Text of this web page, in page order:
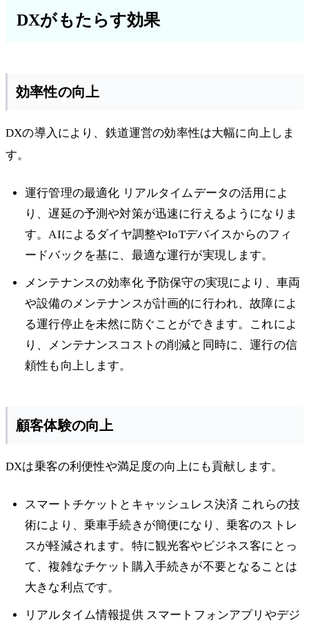
DXがもたらす効果
効率性の向上
DXの導入により、鉄道運営の効率性は大幅に向上しま
す。
運行管理の最適化 リアルタイムデータの活用によ
り、遅延の予測や対策が迅速に行えるようになりま
す。AIによるダイヤ調整やIoTデバイスからのフィ
ードバックを基に、最適な運行が実現します。
メンテナンスの効率化 予防保守の実現により、車両
や設備のメンテナンスが計画的に行われ、故障によ
る運行停止を未然に防ぐことができます。これによ
り、メンテナンスコストの削減と同時に、運行の信
頼性も向上します。
顧客体験の向上
DXは乗客の利便性や満足度の向上にも貢献します。
スマートチケットとキャッシュレス決済 これらの技
術により、乗車手続きが簡便になり、乗客のストレ
スが軽減されます。特に観光客やビジネス客にとっ
て、複雑なチケット購入手続きが不要となることは
大きな利点です。
リアルタイム情報提供 スマートフォンアプリやデジ